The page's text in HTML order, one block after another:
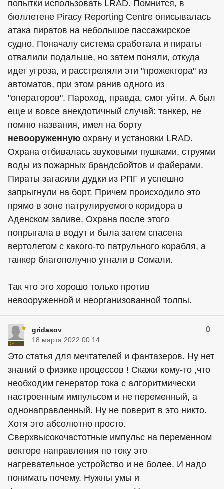
попытки использовать LRAD. Помнится, в
бюллетене Piracy Reporting Centre описывалась
атака пиратов на небольшое пассажирское
судно. Поначалу система сработала и пираты
отвалили подальше, но затем поняли, откуда
идет угроза, и расстреляли эти "прожектора" из
автоматов, при этом ранив одного из
"операторов". Пароход, правда, смог уйти. А был
еще и вовсе анекдотичный случай: танкер, не
помню названия, имел на борту
невооруженную охрану и установки LRAD.
Охрана отбивалась звуковыми пушками, струями
воды из пожарных брандсбойтов и файерами.
Пираты загасили дудки из РПГ и успешно
запрыгнули на борт. Причем происходило это
прямо в зоне патрулируемого коридора в
Аденском заливе. Охрана после этого
попрыгала в водут и была затем спасена
вертолетом с какого-то патрульного корабля, а
танкер благополучно угнали в Сомали.
Так что это хорошо только против
невооруженной и неорганизованной толпы.
gridasov 0
18 марта 2022 00:14
Это статья для мечтателей и фантазеров. Ну нет
знаний о физике процессов ! Скажи кому-то ,что
необходим генератор тока с алгоритмически
настроенным импульсом и не переменный, а
однонаправленный. Ну не поверит в это никто.
Хотя это абсолютно просто.
Сверхвысокочастотные импульс на переменном
векторе направления по току это
нагревательное устройство и не более. И надо
понимать почему. Нужны умы и